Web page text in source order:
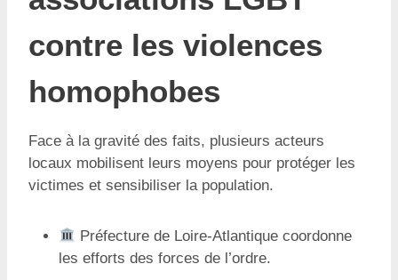
contre les violences
homophobes
Face à la gravité des faits, plusieurs acteurs
locaux mobilisent leurs moyens pour protéger les
victimes et sensibiliser la population.
Préfecture de Loire-Atlantique coordonne
les efforts des forces de l’ordre.